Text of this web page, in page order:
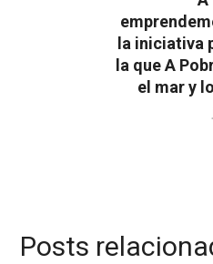
la iniciativa
la que A
el mar y
Posts